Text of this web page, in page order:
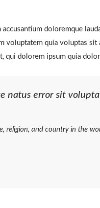
doloremque
voluptatem quia voluptas
qui dolorem ipsum quia
natus error sit
religion, and country in the